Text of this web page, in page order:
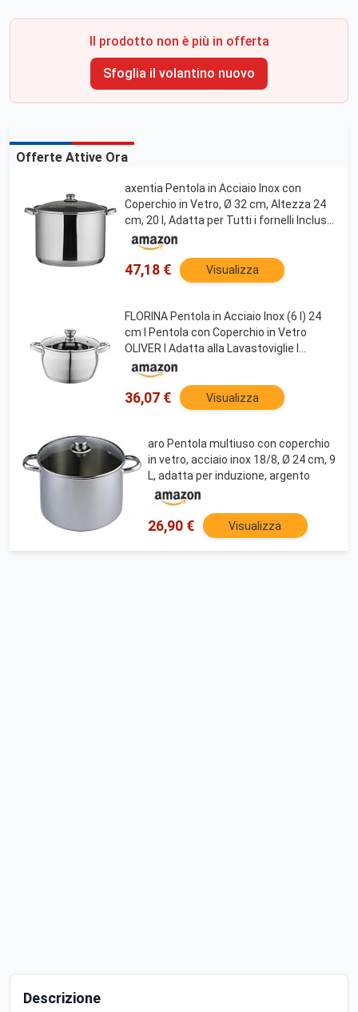
Il prodotto non è più in offerta
Sfoglia il volantino nuovo
Offerte Attive Ora
axentia Pentola in Acciaio Inox con
Coperchio in Vetro, Ø 32 cm, Altezza 24
cm, 20 l, Adatta per Tutti i fornelli Incluso
induzione, Argento
47,18 € Visualizza
FLORINA Pentola in Acciaio Inox (6 l) 24
cm I Pentola con Coperchio in Vetro
OLIVER I Adatta alla Lavastoviglie I
Pentola per Pasta, Zuppa I Ideale per
Tutti i Tipi di Fornelli e Induzione
36,07 € Visualizza
aro Pentola multiuso con coperchio
in vetro, acciaio inox 18/8, Ø 24 cm, 9
L, adatta per induzione, argento
26,90 € Visualizza
Descrizione